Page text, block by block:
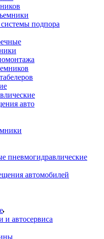
подпора
авто
пневмогидравлические
автомобилей
автосервиса